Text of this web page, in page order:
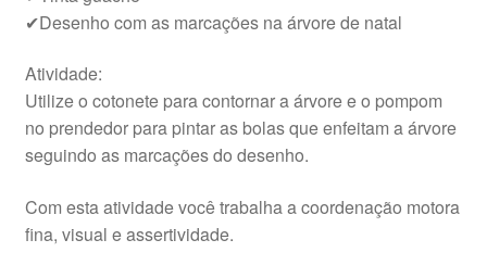
✔Desenho com as marcações na árvore de natal
Atividade:
Utilize o cotonete para contornar a árvore e o pompom
no prendedor para pintar as bolas que enfeitam a árvore
seguindo as marcações do desenho.
Com esta atividade você trabalha a coordenação motora
fina, visual e assertividade.